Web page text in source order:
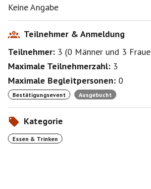
Keine Angabe
Teilnehmer & Anmeldung
Teilnehmer: 3 (0 Männer und 3
Maximale Teilnehmerzahl: 3
Maximale Begleitpersonen: 0
Bestätigungsevent Ausgebucht
Kategorie
Essen & Trinken